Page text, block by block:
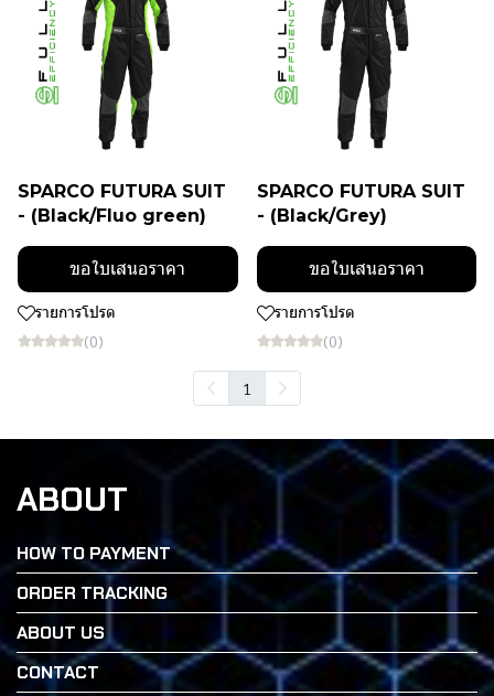
SPARCO FUTURA SUIT
- (Black/Fluo green)
ขอใบเสนอราคา
รายการโปรด
(0)
SPARCO FUTURA SUIT
- (Black/Grey)
ขอใบเสนอราคา
รายการโปรด
(0)
1
ABOUT
HOW TO PAYMENT
ORDER TRACKING
ABOUT US
CONTACT